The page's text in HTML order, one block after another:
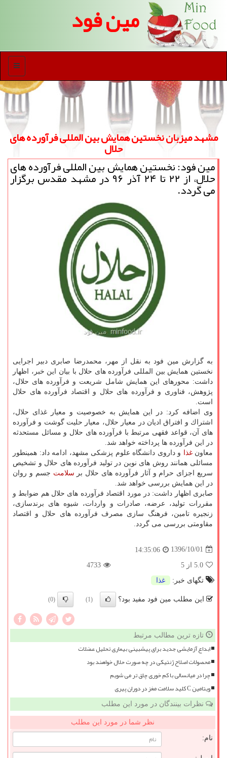
مین فود
منو
مشهد میزبان نخستین همایش بین المللی فرآورده های
حلال
مین فود: نخستین همایش بین المللی فرآورده های
حلال، از ۲۲ تا ۲۴ آذر ۹۶ در مشهد مقدس برگزار
می گردد.
به گزارش مین فود به نقل از مهر، محمدرضا صابری دبیر اجرایی
نخستین همایش بین المللی فرآورده های حلال با بیان این خبر، اظهار
داشت: محورهای این همایش شامل شریعت و فرآورده های حلال،
پژوهش، فناوری و فرآورده های حلال و اقتصاد فرآورده های حلال
است.
وی اضافه كرد: در این همایش به خصوصیت و معیار غذای حلال،
اشتراك و افتراق ادیان در معیار حلال، معیار حلیت گوشت و فرآورده
های آن، قواعد فقهی مرتبط با فرآورده های حلال و مسائل مستحدثه
در این فرآورده ها پرداخته خواهد شد.
معاونغذا
و داروی دانشگاه علوم پزشكی مشهد، ادامه داد: همینطور
مسائلی همانند روش های نوین در تولید فرآورده های حلال و تشخیص
سریع اجزای حرام و آثار فرآورده های حلال بر سلامت جسم و روان
در این همایش بررسی خواهد شد.
صابری اظهار داشت: در مورد اقتصاد فرآورده های حلال هم ضوابط و
مقررات تولید، عرضه، صادرات و واردات، شیوه های برندسازی،
زنجیره تامین، فرهنگ سازی مصرف فرآورده های حلال و اقتصاد
مقاومتی بررسی می گردد.
1396/10/01
14:35:06
5.0 از 5
4733
تگهای خبر:
غذا
این مطلب مین فود مفید بود؟ (1)
(0)
تازه ترین مطالب مرتبط
ابداع آزمایشی جدید برای پیشبینی بیماری تحلیل عضلات
محصولات اصلاح ژنتیکی در چه صورت حلال خواهند بود
چرا در میانسالی با کم خوری چاق تر می شویم
ویتامین C کلید سلامت مغز در دوران پیری
نظرات بینندگان در مورد این مطلب
نظر شما در مورد این مطلب
نام: